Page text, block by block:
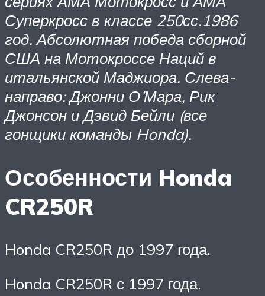
Суперкросс в классе 250сс.1986
год. Абсолютная победа сборной
США на Мотокроссе Наций в
итальянской Маджиора. Слева-
направо: Джонни О’Мара, Рик
Джонсон и Дэвид Бейли (все
гонщики команды Honda).
Особенности Honda
CR250R
Honda CR250R до 1997 года.
Honda CR250R с 1997 года.